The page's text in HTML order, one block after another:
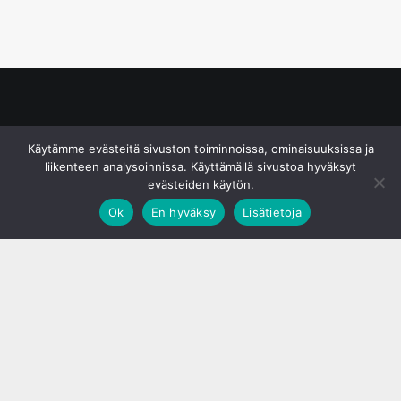
Käytämme evästeitä sivuston toiminnoissa, ominaisuuksissa ja
liikenteen analysoinnissa. Käyttämällä sivustoa hyväksyt
evästeiden käytön.
Ok
En hyväksy Lisätietoja